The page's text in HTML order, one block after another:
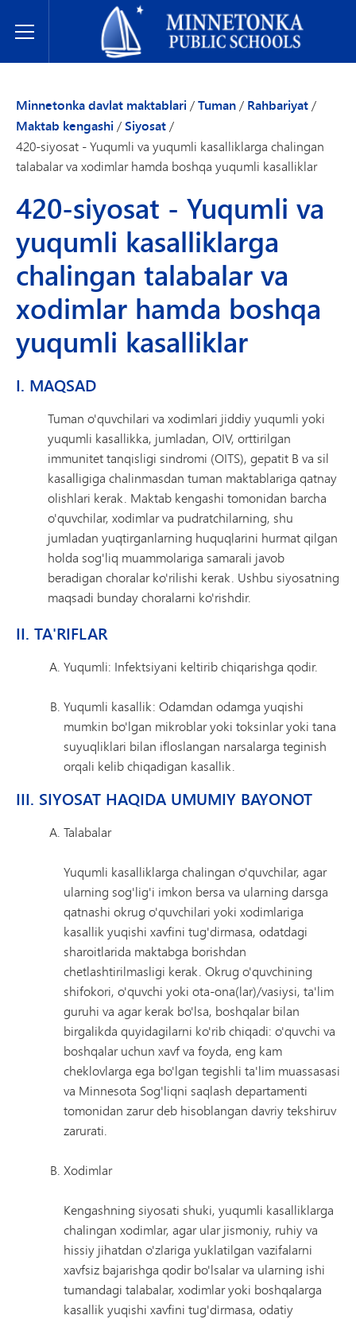
Toggle Menu
Minnetonka davlat maktablari
Minnetonka davlat maktablari /Tuman/ Rahbariyat/
Maktab kengashi /Siyosat/
420-siyosat - Yuqumli va yuqumli kasalliklarga chalingan
talabalar va xodimlar hamda boshqa yuqumli kasalliklar
420-siyosat - Yuqumli va
yuqumli kasalliklarga
chalingan talabalar va
xodimlar hamda boshqa
yuqumli kasalliklar
I. MAQSAD
Tuman o'quvchilari va xodimlari jiddiy yuqumli yoki
yuqumli kasallikka, jumladan, OIV, orttirilgan
immunitet tanqisligi sindromi (OITS), gepatit B va sil
kasalligiga chalinmasdan tuman maktablariga qatnay
olishlari kerak. Maktab kengashi tomonidan barcha
o'quvchilar, xodimlar va pudratchilarning, shu
jumladan yuqtirganlarning huquqlarini hurmat qilgan
holda sog'liq muammolariga samarali javob
beradigan choralar ko'rilishi kerak. Ushbu siyosatning
maqsadi bunday choralarni ko'rishdir.
II. TA'RIFLAR
Yuqumli: Infektsiyani keltirib chiqarishga qodir.
Yuqumli kasallik: Odamdan odamga yuqishi
mumkin bo'lgan mikroblar yoki toksinlar yoki tana
suyuqliklari bilan ifloslangan narsalarga teginish
orqali kelib chiqadigan kasallik.
III. SIYOSAT HAQIDA UMUMIY BAYONOT
Talabalar
Yuqumli kasalliklarga chalingan o'quvchilar, agar
ularning sog'lig'i imkon bersa va ularning darsga
qatnashi okrug o'quvchilari yoki xodimlariga
kasallik yuqishi xavfini tug'dirmasa, odatdagi
sharoitlarida maktabga borishdan
chetlashtirilmasligi kerak. Okrug o'quvchining
shifokori, o'quvchi yoki ota-ona(lar)/vasiysi, ta'lim
guruhi va agar kerak bo'lsa, boshqalar bilan
birgalikda quyidagilarni ko'rib chiqadi: o'quvchi va
boshqalar uchun xavf va foyda, eng kam
cheklovlarga ega bo'lgan tegishli ta'lim muassasasi
va Minnesota Sog'liqni saqlash departamenti
tomonidan zarur deb hisoblangan davriy tekshiruv
zarurati.
Xodimlar
Kengashning siyosati shuki, yuqumli kasalliklarga
chalingan xodimlar, agar ular jismoniy, ruhiy va
hissiy jihatdan o'zlariga yuklatilgan vazifalarni
xavfsiz bajarishga qodir bo'lsalar va ularning ishi
tumandagi talabalar, xodimlar yoki boshqalarga
kasallik yuqishi xavfini tug'dirmasa, odatiy